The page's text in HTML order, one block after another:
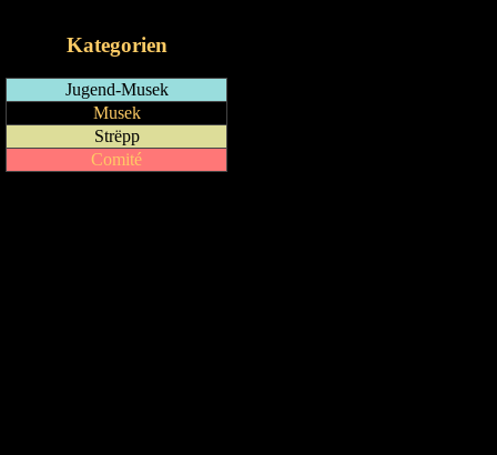
Kategorien
Jugend-Musek
Musek
Strëpp
Comité